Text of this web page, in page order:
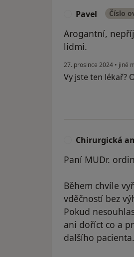
Pavel Číslo
Arogantní,
lidmi.
27. prosince 2024 • jiné
Vy jste ten lékař?
Chirurgická
Paní MUDr.
Během chvíle
vděčností bez
Pokud
ani doříct co a
dalšího pacienta.